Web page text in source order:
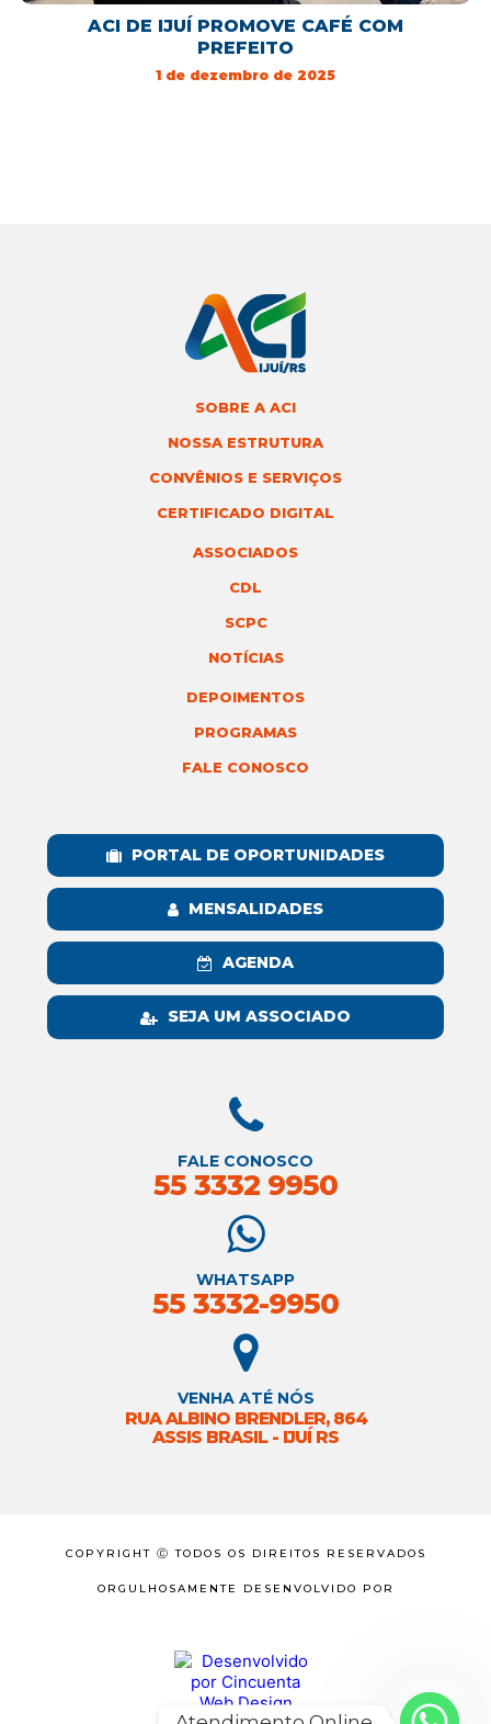
ACI DE IJUÍ PROMOVE CAFÉ COM
PREFEITO
1 de dezembro de 2025
SOBRE A ACI
NOSSA ESTRUTURA
CONVÊNIOS E SERVIÇOS
CERTIFICADO DIGITAL
ASSOCIADOS
CDL
SCPC
NOTÍCIAS
DEPOIMENTOS
PROGRAMAS
FALE CONOSCO
PORTAL DE OPORTUNIDADES
MENSALIDADES
AGENDA
SEJA UM ASSOCIADO
FALE CONOSCO
55 3332 9950
WHATSAPP
55 3332-9950
VENHA ATÉ NÓS
RUA ALBINO BRENDLER, 864
ASSIS BRASIL - IJUÍ RS
COPYRIGHT Ⓒ TODOS OS DIREITOS RESERVADOS
ORGULHOSAMENTE DESENVOLVIDO POR